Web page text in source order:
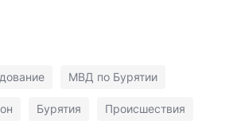
МВД по Бурятии
Бурятия Происшествия